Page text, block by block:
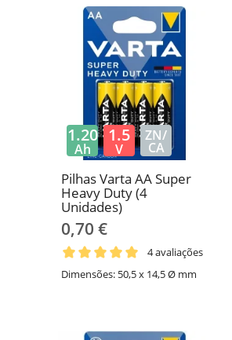
Pilhas Varta AA Super
Heavy Duty (4
Unidades)
0,70 €
4 avaliações
Dimensões: 50,5 x 14,5 Ø mm
1.20
Ah
1.5
V
ZN/
CA